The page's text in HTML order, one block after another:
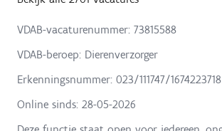
VDAB-vacaturenummer: 73815588
VDAB-beroep: Dierenverzorger
Erkenningsnummer: 023/111747/1674223718
Online sinds: 28-05-2026